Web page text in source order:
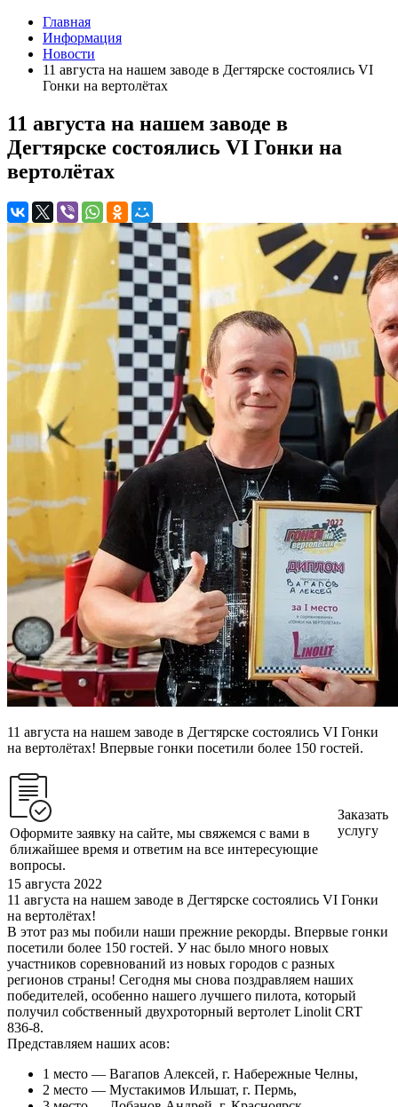
Главная
Информация
Новости
11 августа на нашем заводе в Дегтярске состоялись VI
Гонки на вертолётах
11 августа на нашем заводе в
Дегтярске состоялись VI Гонки на
вертолётах
11 августа на нашем заводе в Дегтярске состоялись VI Гонки
на вертолётах! Впервые гонки посетили более 150 гостей.
Оформите заявку на сайте, мы свяжемся с вами в
ближайшее время и ответим на все интересующие
вопросы.
Заказать
услугу
15 августа 2022
11 августа на нашем заводе в Дегтярске состоялись VI Гонки
на вертолётах!
В этот раз мы побили наши прежние рекорды. Впервые гонки
посетили более 150 гостей. У нас было много новых
участников соревнований из новых городов с разных
регионов страны! Сегодня мы снова поздравляем наших
победителей, особенно нашего лучшего пилота, который
получил собственный двухроторный вертолет Linolit CRT
836-8.
Представляем наших асов:
1 место — Вагапов Алексей, г. Набережные Челны,
2 место — Мустакимов Ильшат, г. Пермь,